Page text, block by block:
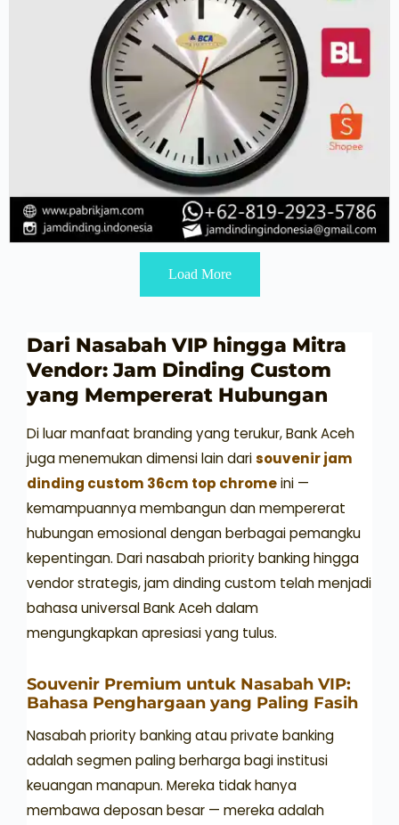
Load More
Dari Nasabah VIP hingga Mitra
Vendor: Jam Dinding Custom
yang Mempererat Hubungan
Di luar manfaat branding yang terukur, Bank Aceh
juga menemukan dimensi lain darisouvenir jam
dinding custom 36cm top chromeini —
kemampuannya membangun dan mempererat
hubungan emosional dengan berbagai pemangku
kepentingan. Dari nasabah priority banking hingga
vendor strategis, jam dinding custom telah menjadi
bahasa universal Bank Aceh dalam
mengungkapkan apresiasi yang tulus.
Souvenir Premium untuk Nasabah VIP:
Bahasa Penghargaan yang Paling Fasih
Nasabah priority banking atau private banking
adalah segmen paling berharga bagi institusi
keuangan manapun. Mereka tidak hanya
membawa deposan besar — mereka adalah